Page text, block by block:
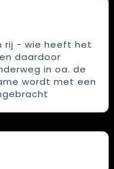
rij - wie heeft het
daardoor
in oa. de
wordt met een